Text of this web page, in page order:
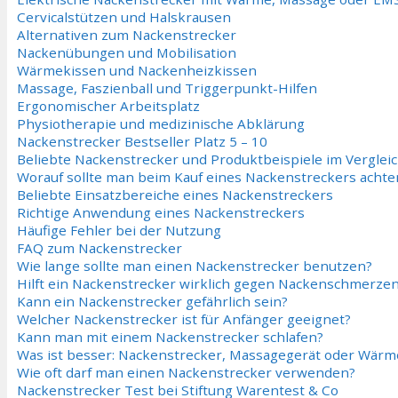
Cervicalstützen und Halskrausen
Alternativen zum Nackenstrecker
Nackenübungen und Mobilisation
Wärmekissen und Nackenheizkissen
Massage, Faszienball und Triggerpunkt-Hilfen
Ergonomischer Arbeitsplatz
Physiotherapie und medizinische Abklärung
Nackenstrecker Bestseller Platz 5 – 10
Beliebte Nackenstrecker und Produktbeispiele im
Worauf sollte man beim Kauf eines Nackenstreckers
Beliebte Einsatzbereiche eines Nackenstreckers
Richtige Anwendung eines Nackenstreckers
Häufige Fehler bei der Nutzung
FAQ zum Nackenstrecker
Wie lange sollte man einen Nackenstrecker benutzen?
Hilft ein Nackenstrecker wirklich gegen
Kann ein Nackenstrecker gefährlich sein?
Welcher Nackenstrecker ist für Anfänger geeignet?
Kann man mit einem Nackenstrecker schlafen?
Was ist besser: Nackenstrecker, Massagegerät oder
Wie oft darf man einen Nackenstrecker verwenden?
Nackenstrecker Test bei Stiftung Warentest & Co